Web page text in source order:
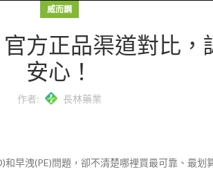
威而鋼
方正品渠道對比，
安心！
作者: 長林藥業
早洩(PE)問題，卻不清楚哪裡買最可靠、最